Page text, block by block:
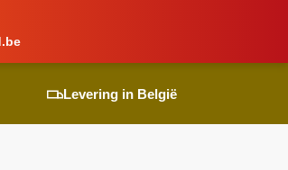
.be
Levering in België